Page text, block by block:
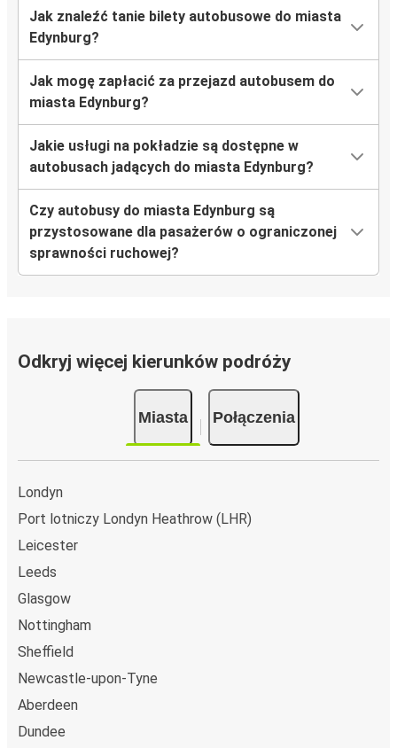
Jak znaleźć tanie bilety autobusowe do miasta
Edynburg?
Jak mogę zapłacić za przejazd autobusem do
miasta Edynburg?
Jakie usługi na pokładzie są dostępne w
autobusach jadących do miasta Edynburg?
Czy autobusy do miasta Edynburg są
przystosowane dla pasażerów o ograniczonej
sprawności ruchowej?
Odkryj więcej kierunków podróży
Miasta Połączenia
Londyn
Port lotniczy Londyn Heathrow (LHR)
Leicester
Leeds
Glasgow
Nottingham
Sheffield
Newcastle-upon-Tyne
Aberdeen
Dundee